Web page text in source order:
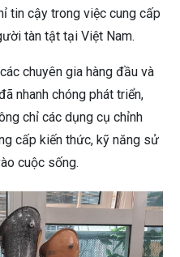
tin cậy trong việc cung cấp
tàn tật tại Việt Nam.
chuyên gia hàng đầu và
nhanh chóng phát triển,
chỉ các dụng cụ chỉnh
cấp kiến thức, kỹ năng sử
cuộc sống.